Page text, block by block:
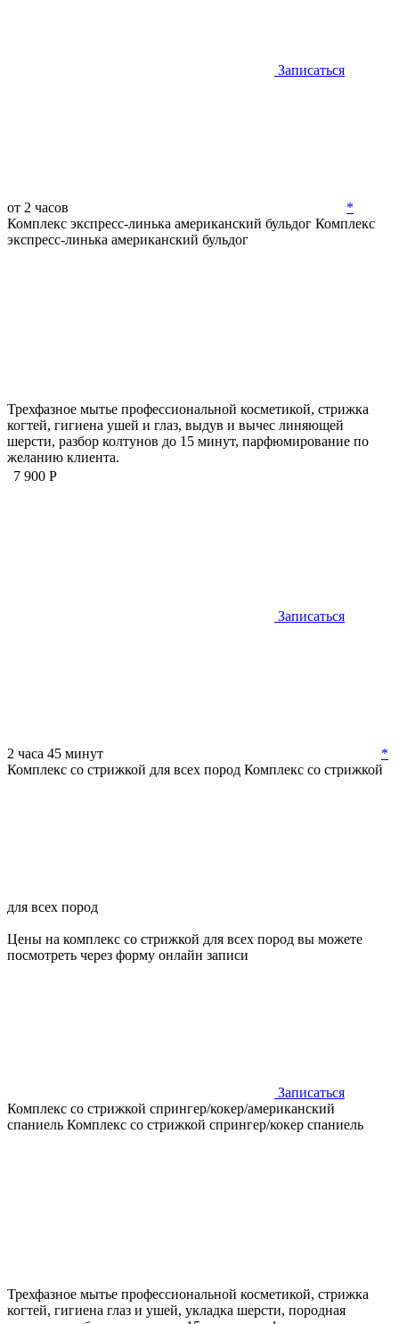
Записаться
от 2 часов
*
Комплекс экспресс-линька американский бульдог Комплекс
экспресс-линька американский бульдог
Трехфазное мытье профессиональной косметикой, стрижка
когтей, гигиена ушей и глаз, выдув и вычес линяющей
шерсти, разбор колтунов до 15 минут, парфюмирование по
желанию клиента.
7 900 Р
Записаться
2 часа 45 минут
*
Комплекс со стрижкой для всех пород Комплекс со стрижкой
для всех пород
Цены на комплекс со стрижкой для всех пород вы можете
посмотреть через форму онлайн записи
Записаться
Комплекс со стрижкой спрингер/кокер/американский
спаниель Комплекс со стрижкой спрингер/кокер спаниель
Трехфазное мытье профессиональной косметикой, стрижка
когтей, гигиена глаз и ушей, укладка шерсти, породная